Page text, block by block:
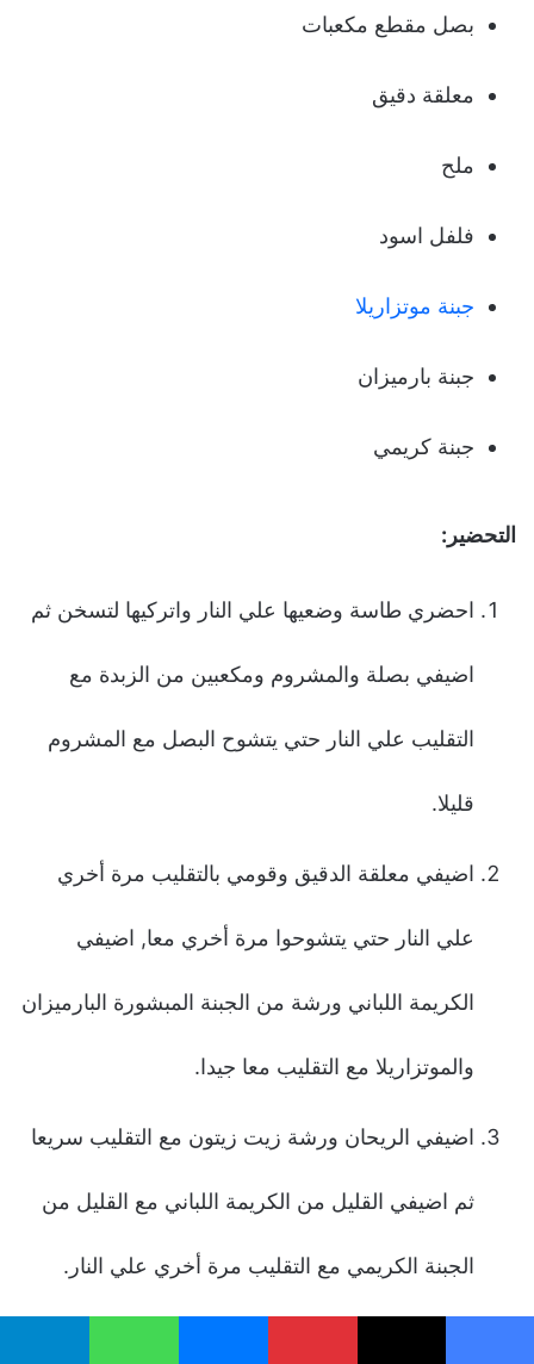
بصل مقطع مكعبات
معلقة دقيق
ملح
فلفل اسود
جبنة موتزاريلا
جبنة بارميزان
جبنة كريمي
التحضير:
احضري طاسة وضعيها علي النار واتركيها لتسخن ثم
اضيفي بصلة والمشروم ومكعبين من الزبدة مع
التقليب علي النار حتي يتشوح البصل مع المشروم
قليلا.
اضيفي معلقة الدقيق وقومي بالتقليب مرة أخري
علي النار حتي يتشوحوا مرة أخري معا, اضيفي
الكريمة اللباني ورشة من الجبنة المبشورة البارميزان
والموتزاريلا مع التقليب معا جيدا.
اضيفي الريحان ورشة زيت زيتون مع التقليب سريعا
ثم اضيفي القليل من الكريمة اللباني مع القليل من
الجبنة الكريمي مع التقليب مرة أخري علي النار.